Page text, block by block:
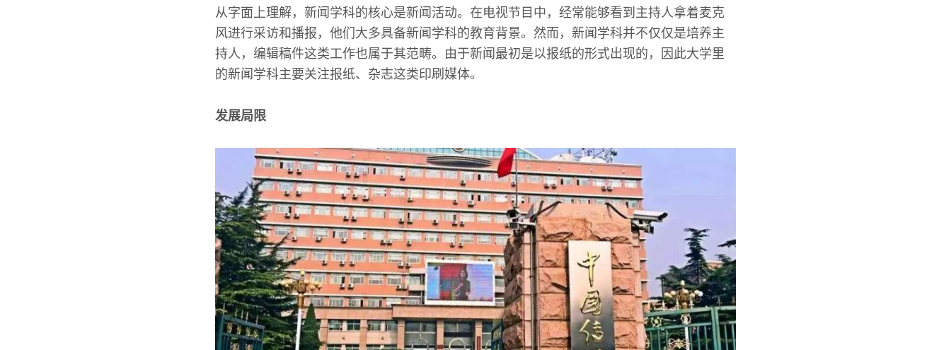
从字面上理解，新闻学科的核心是新闻活动。在电视节目中，经常能够看到主持人拿着麦克
风进行采访和播报，他们大多具备新闻学科的教育背景。然而，新闻学科并不仅仅是培养主
持人，编辑稿件这类工作也属于其范畴。由于新闻最初是以报纸的形式出现的，因此大学里
的新闻学科主要关注报纸、杂志这类印刷媒体。
发展局限